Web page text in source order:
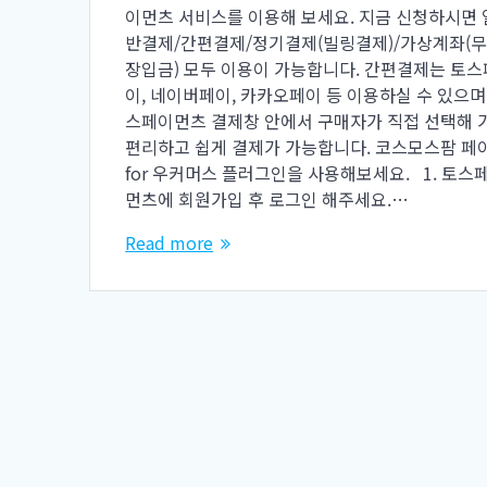
이먼츠 서비스를 이용해 보세요. 지금 신청하시면
반결제/간편결제/정기결제(빌링결제)/가상계좌(
장입금) 모두 이용이 가능합니다. 간편결제는 토스
이, 네이버페이, 카카오페이 등 이용하실 수 있으
스페이먼츠 결제창 안에서 구매자가 직접 선택해
편리하고 쉽게 결제가 가능합니다. 코스모스팜 페
for 우커머스 플러그인을 사용해보세요. 1. 토스
먼츠에 회원가입 후 로그인 해주세요.…
Read more